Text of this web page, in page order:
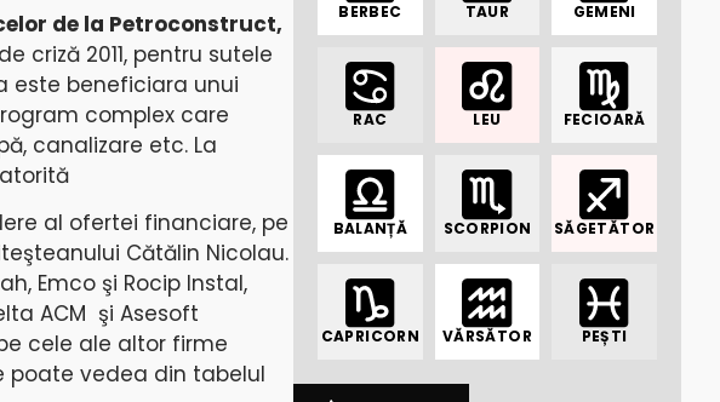
de la Petroconstruct,
criză 2011, pentru sutele
este beneficiara unui
complex care
canalizare etc. La
al ofertei financiare, pe
Cătălin Nicolau.
Emco şi Rocip Instal,
ACM şi Asesoft
cele ale altor firme
poate vedea din tabelul
BERBEC TAUR GEMENI
RAC LEU FECIOARĂ
BALANȚĂ SCORPION SĂGETĂTOR
CAPRICORN VĂRSĂTOR PEȘTI